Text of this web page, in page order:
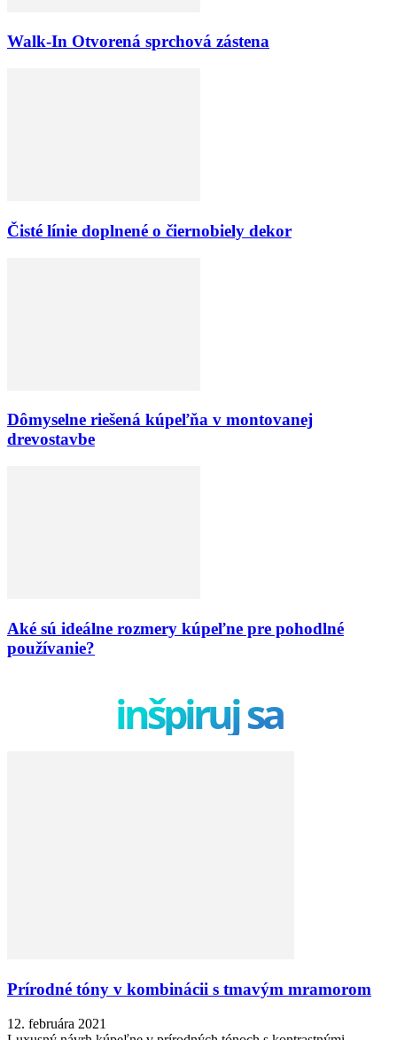
Walk-In Otvorená sprchová zástena
Čisté línie doplnené o čiernobiely dekor
Dômyselne riešená kúpeľňa v montovanej
drevostavbe
Aké sú ideálne rozmery kúpeľne pre pohodlné
používanie?
inšpiruj sa
Prírodné tóny v kombinácii s tmavým mramorom
12. februára 2021